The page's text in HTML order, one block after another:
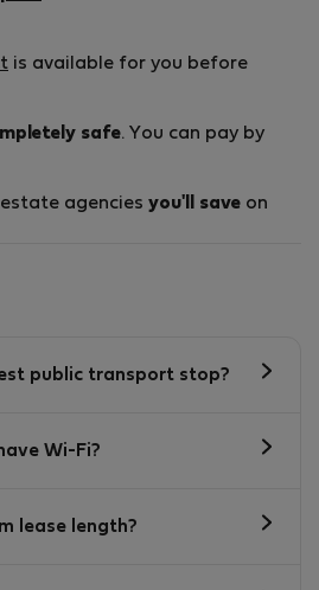
is available for you before
safe. You can pay by
agencies you'll save on
public transport stop?
Wi-Fi?
lease length?